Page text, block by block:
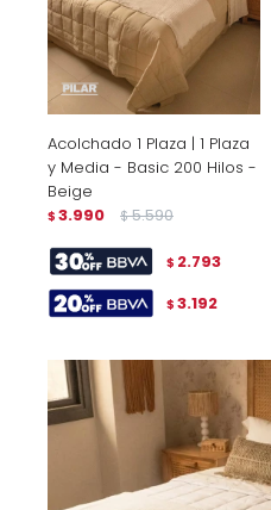
Acolchado 1 Plaza | 1 Plaza
y Media - Basic 200 Hilos -
Beige
$ 3.990 $ 5.590
$ 2.793
$ 3.192